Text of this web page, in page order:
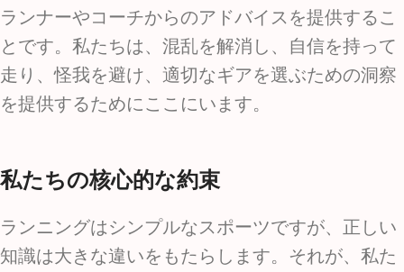
ランナーやコーチからのアドバイスを提供するこ
とです。私たちは、混乱を解消し、自信を持って
走り、怪我を避け、適切なギアを選ぶための洞察
を提供するためにここにいます。
私たちの核心的な約束
ランニングはシンプルなスポーツですが、正しい
知識は大きな違いをもたらします。それが、私た